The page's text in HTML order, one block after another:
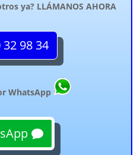
ya? LLÁMANOS AHORA
32 98 34
WhatsApp